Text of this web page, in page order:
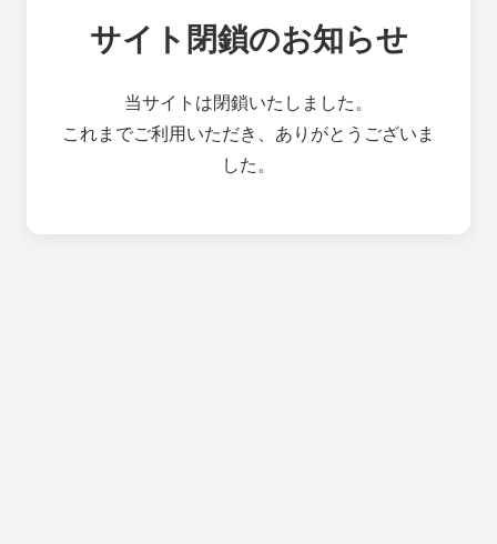
サイト閉鎖のお知らせ
当サイトは閉鎖いたしました。
これまでご利用いただき、ありがとうございま
した。